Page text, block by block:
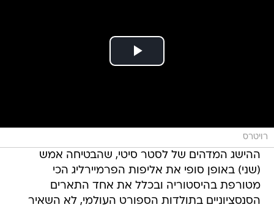
רויטרס
ההישג המדהים של לסטר סיטי, שהבטיחה אמש
(שני) באופן סופי את אליפות הפרמיירליג הכי
מטורפת בהיסטוריה ובכלל את אחד התארים
הסנסציוניים בתולדות הספורט העולמי, לא השאיר